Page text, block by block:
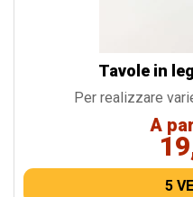
Tavole in
Per realizzare
A
5